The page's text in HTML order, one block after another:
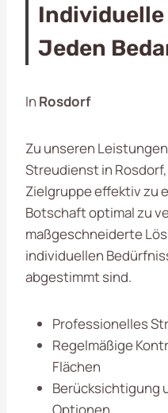
Jeden
In Rosdorf
Zu unseren
Streudienst in
Zielgruppe effektiv zu
Botschaft optimal zu
maßgeschneiderte
individuellen
abgestimmt sind.
Professionelles
Regelmäßige
Flächen
Berücksichtigung
Optionen